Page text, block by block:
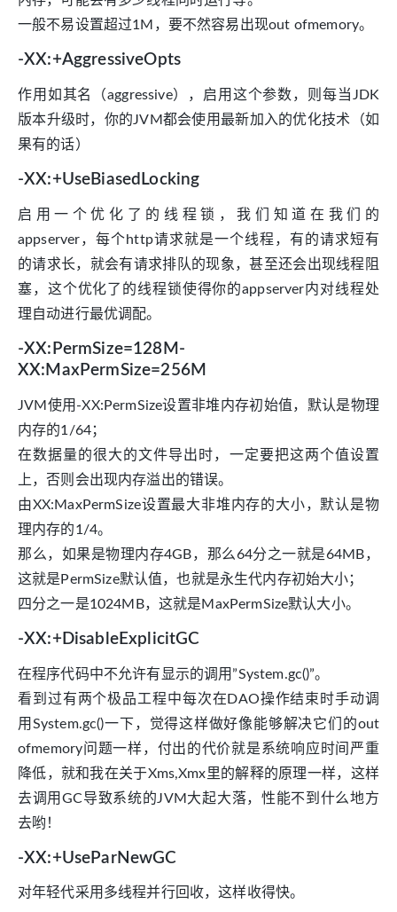
一般不易设置超过1M，要不然容易出现out ofmemory。
-XX:+AggressiveOpts
作用如其名（aggressive），启用这个参数，则每当JDK
版本升级时，你的JVM都会使用最新加入的优化技术（如
果有的话）
-XX:+UseBiasedLocking
启用一个优化了的线程锁，我们知道在我们的
appserver，每个http请求就是一个线程，有的请求短有
的请求长，就会有请求排队的现象，甚至还会出现线程阻
塞，这个优化了的线程锁使得你的appserver内对线程处
理自动进行最优调配。
-XX:PermSize=128M-
XX:MaxPermSize=256M
JVM使用-XX:PermSize设置非堆内存初始值，默认是物理
内存的1/64；
在数据量的很大的文件导出时，一定要把这两个值设置
上，否则会出现内存溢出的错误。
由XX:MaxPermSize设置最大非堆内存的大小，默认是物
理内存的1/4。
那么，如果是物理内存4GB，那么64分之一就是64MB，
这就是PermSize默认值，也就是永生代内存初始大小；
四分之一是1024MB，这就是MaxPermSize默认大小。
-XX:+DisableExplicitGC
在程序代码中不允许有显示的调用”System.gc()”。
看到过有两个极品工程中每次在DAO操作结束时手动调
用System.gc()一下，觉得这样做好像能够解决它们的out
ofmemory问题一样，付出的代价就是系统响应时间严重
降低，就和我在关于Xms,Xmx里的解释的原理一样，这样
去调用GC导致系统的JVM大起大落，性能不到什么地方
去哟！
-XX:+UseParNewGC
对年轻代采用多线程并行回收，这样收得快。